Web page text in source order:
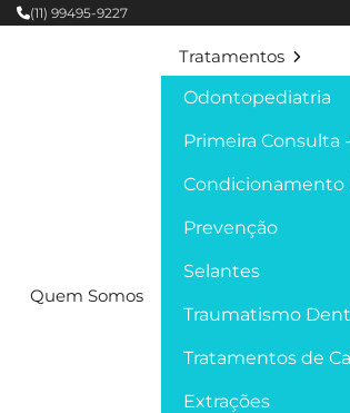
(11) 99495-9227
Quem Somos
Tratamentos
Odontopediatria
Primeira Consulta
Condicionamento
Prevenção
Selantes
Traumatismo
Tratamentos de
Extrações